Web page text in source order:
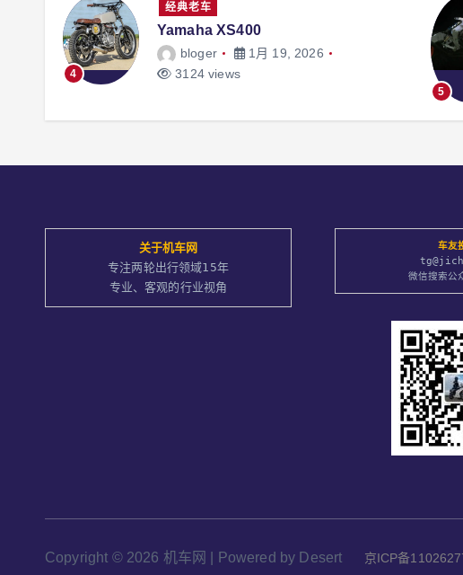
4
经典老车
Yamaha XS400
bloger
1月 19, 2026
3124 views
5
关于机车网
专注两轮出行领域15年
专业、客观的行业视角
车友
微信搜索公
Copyright © 2026 机车网 | Powered by Desert 京ICP备